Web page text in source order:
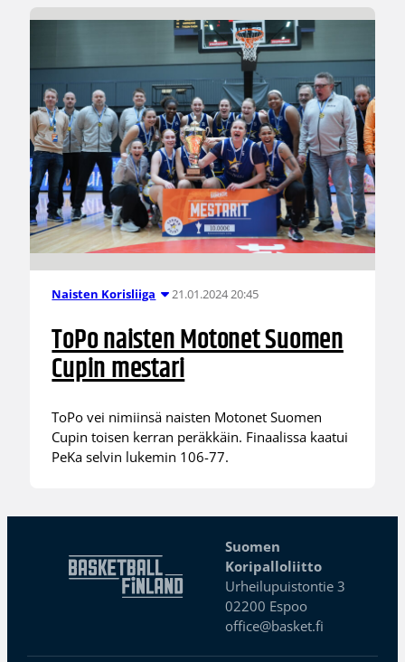
Naisten Korisliiga 21.01.2024 20:45
ToPo naisten Motonet Suomen
Cupin mestari
ToPo vei nimiinsä naisten Motonet Suomen
Cupin toisen kerran peräkkäin. Finaalissa kaatui
PeKa selvin lukemin 106-77.
Suomen
Koripalloliitto
Urheilupuistontie 3
02200 Espoo
office@basket.fi